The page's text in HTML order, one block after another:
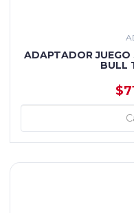
ADAPTADOR
BULL
+